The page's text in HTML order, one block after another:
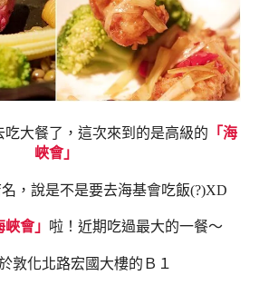
大餐了，這次來到的是高級的 「海
峽會」
，說是不是要去海基會吃飯(?)XD
峽會」 啦！ 近期吃過最大的一餐～
敦化北路宏國大樓的Ｂ１